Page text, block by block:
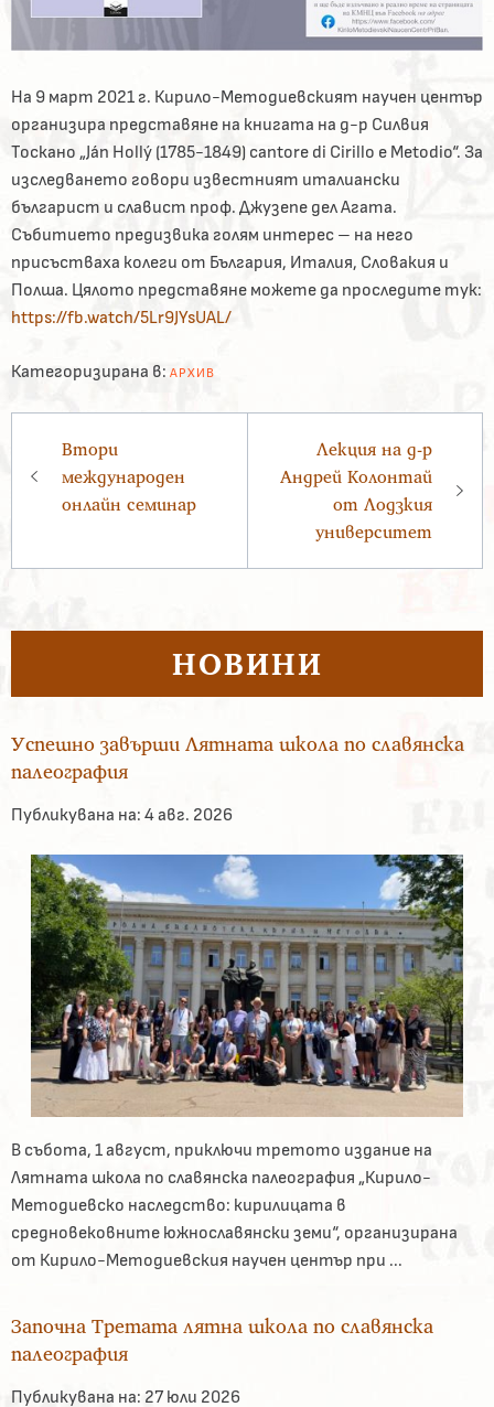
На 9 март 2021 г. Кирило-Методиевският научен център
организира представяне на книгата на д-р Силвия
Тоскано „Ján Hollý (1785-1849) cantore di Cirillo e Metodio“. За
изследването говори известният италиански
българист и славист проф. Джузепе дел Агата.
Събитието предизвика голям интерес – на него
присъстваха колеги от България, Италия, Словакия и
Полша. Цялото представяне можете да проследите тук:
https://fb.watch/5Lr9JYsUAL/
Категоризирана в: АРХИВ
Втори
международен
онлайн семинар
Лекция на д-р
Андрей Колонтай
от Лодзкия
университет
НОВИНИ
Успешно завърши Лятната школа по славянска
палеография
Публикувана на: 4 авг. 2026
В събота, 1 август, приключи третото издание на
Лятната школа по славянска палеография „Кирило-
Методиевско наследство: кирилицата в
средновековните южнославянски земи“, организирана
от Кирило-Методиевския научен център при ...
Започна Третата лятна школа по славянска
палеография
Публикувана на: 27 юли 2026